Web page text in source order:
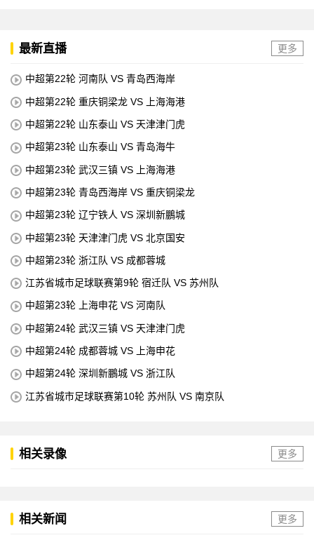
最新直播 更多
中超第22轮 河南队 VS 青岛西海岸
中超第22轮 重庆铜梁龙 VS 上海海港
中超第22轮 山东泰山 VS 天津津门虎
中超第23轮 山东泰山 VS 青岛海牛
中超第23轮 武汉三镇 VS 上海海港
中超第23轮 青岛西海岸 VS 重庆铜梁龙
中超第23轮 辽宁铁人 VS 深圳新鵬城
中超第23轮 天津津门虎 VS 北京国安
中超第23轮 浙江队 VS 成都蓉城
江苏省城市足球联赛第9轮 宿迁队 VS 苏州队
中超第23轮 上海申花 VS 河南队
中超第24轮 武汉三镇 VS 天津津门虎
中超第24轮 成都蓉城 VS 上海申花
中超第24轮 深圳新鵬城 VS 浙江队
江苏省城市足球联赛第10轮 苏州队 VS 南京队
相关录像 更多
相关新闻 更多